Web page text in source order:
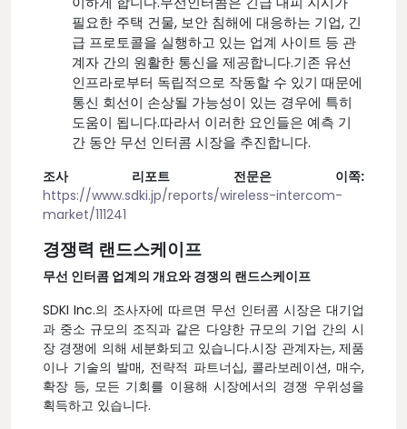
필요한 주택 건물, 보안 침해에 대응하는 기업, 긴
급 프로토콜을 실행하고 있는 업계 사이트 등 관
계자 간의 원활한 통신을 제공합니다.기존 유선
인프라로부터 독립적으로 작동할 수 있기 때문에
통신 회선이 손상될 가능성이 있는 경우에 특히
도움이 됩니다.따라서 이러한 요인들은 예측 기
간 동안 무선 인터콤 시장을 추진합니다.
조사 리포트 전문은 이쪽:
https://www.sdki.jp/reports/wireless-intercom-
market/111241
경쟁력 랜드스케이프
무선 인터콤 업계의 개요와 경쟁의 랜드스케이프
SDKI Inc.의 조사자에 따르면 무선 인터콤 시장은 대기업
과 중소 규모의 조직과 같은 다양한 규모의 기업 간의 시
장 경쟁에 의해 세분화되고 있습니다.시장 관계자는, 제품
이나 기술의 발매, 전략적 파트너십, 콜라보레이션, 매수,
확장 등, 모든 기회를 이용해 시장에서의 경쟁 우위성을
획득하고 있습니다.